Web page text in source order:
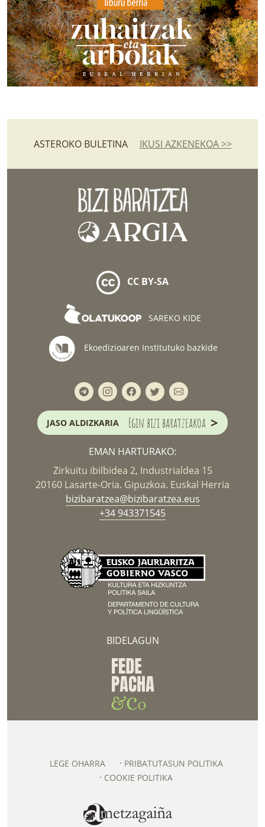
ASTEROKO BULETINA IKUSI AZKENEKOA >>
CC BY-SA
SAREKO KIDE
Ekoedizioaren Institutuko bazkide
JASO ALDIZKARIA Egin bizi baratzeakoa >
EMAN HARTURAKO:
Zirkuitu ibilbidea 2, Industrialdea 15
20160 Lasarte-Oria. Gipuzkoa. Euskal Herria
bizibaratzea@bizibaratzea.eus
+34 943371545
BIDELAGUN
LEGE OHARRA
PRIBATUTASUN POLITIKA
COOKIE POLITIKA